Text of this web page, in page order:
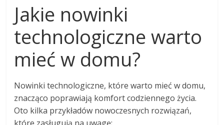
Jakie nowinki
technologiczne warto
mieć w domu?
Nowinki technologiczne, które warto mieć w domu,
znacząco poprawiają komfort codziennego życia.
Oto kilka przykładów nowoczesnych rozwiązań,